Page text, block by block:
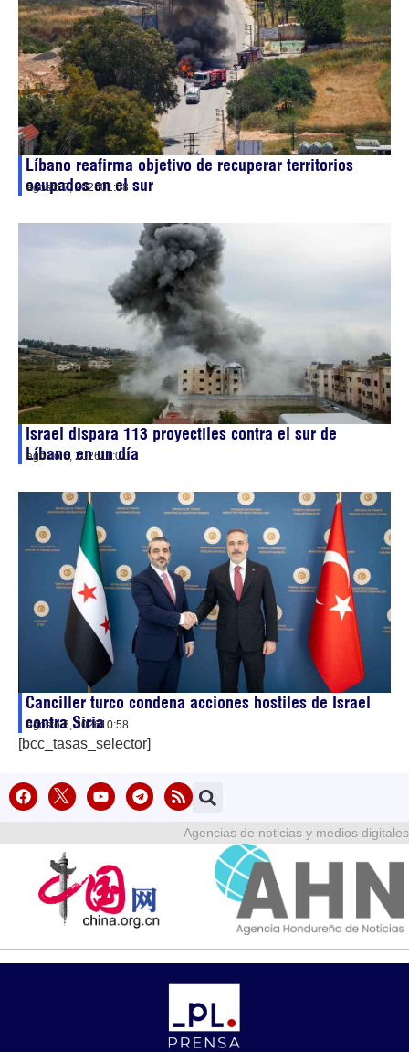
Líbano reafirma objetivo de recuperar territorios
ocupados en el sur
agosto 7, 202601:58
Israel dispara 113 proyectiles contra el sur de
Líbano en un día
agosto 6, 202611:01
Canciller turco condena acciones hostiles de Israel
contra Siria
agosto 6, 202610:58
[bcc_tasas_selector]
Agencias de noticias y medios digitales